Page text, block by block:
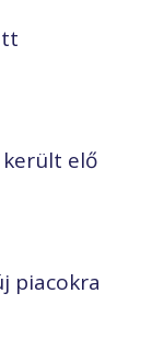
elő
piacokra